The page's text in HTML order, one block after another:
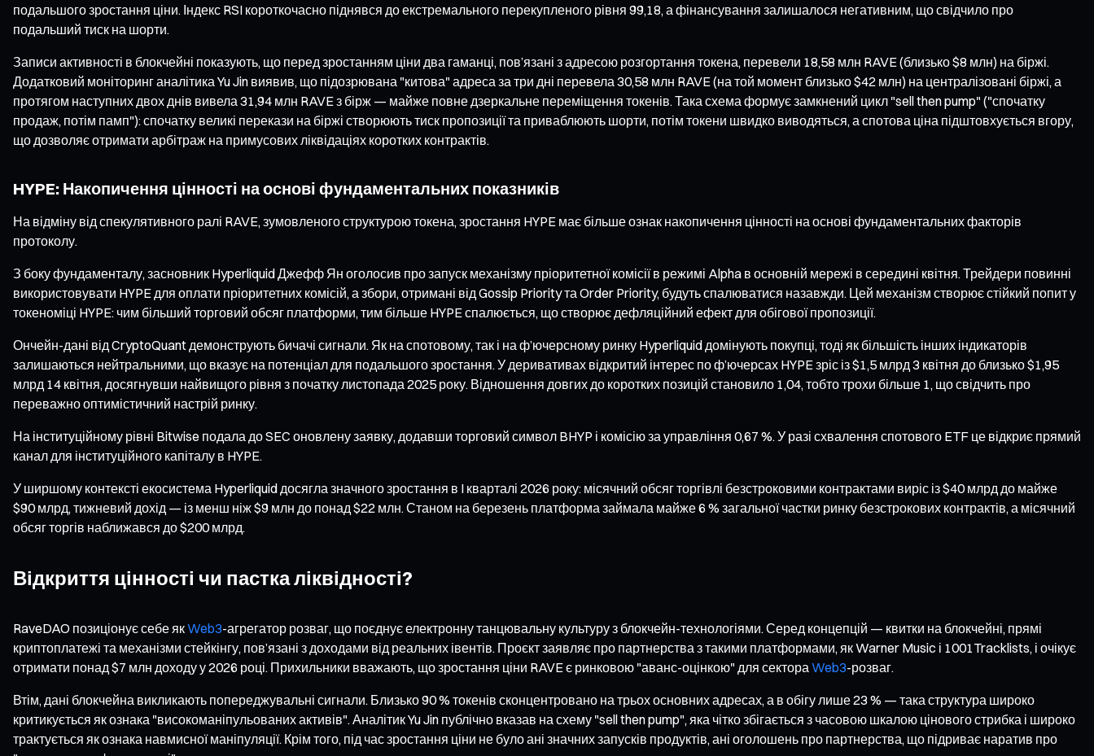
подальшого зростання ціни. Індекс RSI короткочасно піднявся до екстремального перекупленого рівня 99,18, а фінансування залишалося негативним, що свідчило про
подальший тиск на шорти.
Записи активності в блокчейні показують, що перед зростанням ціни два гаманці, пов’язані з адресою розгортання токена, перевели 18,58 млн RAVE (близько $8 млн) на біржі.
Додатковий моніторинг аналітика Yu Jin виявив, що підозрювана "китова" адреса за три дні перевела 30,58 млн RAVE (на той момент близько $42 млн) на централізовані біржі, а
протягом наступних двох днів вивела 31,94 млн RAVE з бірж — майже повне дзеркальне переміщення токенів. Така схема формує замкнений цикл "sell then pump" ("спочатку
продаж, потім памп"): спочатку великі перекази на біржі створюють тиск пропозиції та приваблюють шорти, потім токени швидко виводяться, а спотова ціна підштовхується вгору,
що дозволяє отримати арбітраж на примусових ліквідаціях коротких контрактів.
HYPE: Накопичення цінності на основі фундаментальних показників
На відміну від спекулятивного ралі RAVE, зумовленого структурою токена, зростання HYPE має більше ознак накопичення цінності на основі фундаментальних факторів
протоколу.
З боку фундаменталу, засновник Hyperliquid Джефф Ян оголосив про запуск механізму пріоритетної комісії в режимі Alpha в основній мережі в середині квітня. Трейдери повинні
використовувати HYPE для оплати пріоритетних комісій, а збори, отримані від Gossip Priority та Order Priority, будуть спалюватися назавжди. Цей механізм створює стійкий попит у
токеноміці HYPE: чим більший торговий обсяг платформи, тим більше HYPE спалюється, що створює дефляційний ефект для обігової пропозиції.
Ончейн-дані від CryptoQuant демонструють бичачі сигнали. Як на спотовому, так і на ф’ючерсному ринку Hyperliquid домінують покупці, тоді як більшість інших індикаторів
залишаються нейтральними, що вказує на потенціал для подальшого зростання. У деривативах відкритий інтерес по ф’ючерсах HYPE зріс із $1,5 млрд 3 квітня до близько $1,95
млрд 14 квітня, досягнувши найвищого рівня з початку листопада 2025 року. Відношення довгих до коротких позицій становило 1,04, тобто трохи більше 1, що свідчить про
переважно оптимістичний настрій ринку.
На інституційному рівні Bitwise подала до SEC оновлену заявку, додавши торговий символ BHYP і комісію за управління 0,67 %. У разі схвалення спотового ETF це відкриє прямий
канал для інституційного капіталу в HYPE.
У ширшому контексті екосистема Hyperliquid досягла значного зростання в I кварталі 2026 року: місячний обсяг торгівлі безстроковими контрактами виріс із $40 млрд до майже
$90 млрд, тижневий дохід — із менш ніж $9 млн до понад $22 млн. Станом на березень платформа займала майже 6 % загальної частки ринку безстрокових контрактів, а місячний
обсяг торгів наближався до $200 млрд.
Відкриття цінності чи пастка ліквідності?
RaveDAO позиціонує себе якWeb3-агрегатор розваг, що поєднує електронну танцювальну культуру з блокчейн-технологіями. Серед концепцій — квитки на блокчейні, прямі
криптоплатежі та механізми стейкінгу, пов’язані з доходами від реальних івентів. Проєкт заявляє про партнерства з такими платформами, як Warner Music і 1001Tracklists, і очікує
отримати понад $7 млн доходу у 2026 році. Прихильники вважають, що зростання ціни RAVE є ринковою "аванс-оцінкою" для сектора Web3-розваг.
Втім, дані блокчейна викликають попереджувальні сигнали. Близько 90 % токенів сконцентровано на трьох основних адресах, а в обігу лише 23 % — така структура широко
критикується як ознака "високоманіпульованих активів". Аналітик Yu Jin публічно вказав на схему "sell then pump", яка чітко збігається з часовою шкалою цінового стрибка і широко
трактується як ознака навмисної маніпуляції. Крім того, під час зростання ціни не було ані значних запусків продуктів, ані оголошень про партнерства, що підриває наратив про